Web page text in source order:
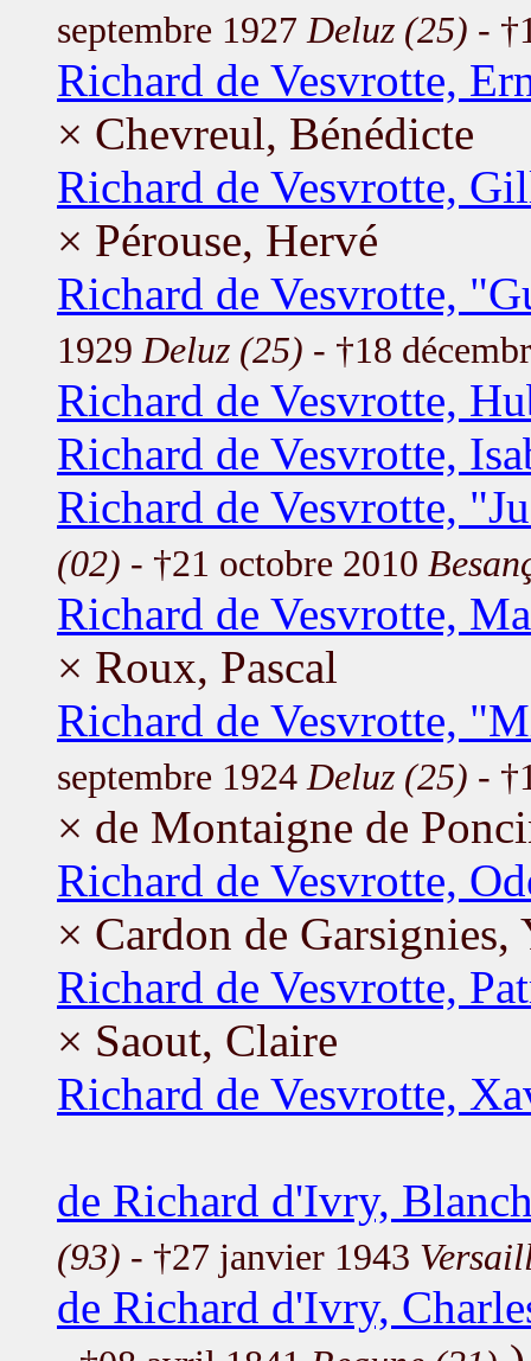
septembre 1927 Deluz (25) -
Richard de Vesvrotte,
× Chevreul, Bénédicte
Richard de Vesvrotte,
× Pérouse, Hervé
Richard de Vesvrotte,
1929 Deluz (25) - †18
Richard de Vesvrotte,
Richard de Vesvrotte,
Richard de Vesvrotte,
(02) - †21 octobre 2010
Richard de Vesvrotte,
× Roux, Pascal
Richard de Vesvrotte,
septembre 1924 Deluz (25) -
× de Montaigne de
Richard de Vesvrotte,
× Cardon de Garsignies,
Richard de Vesvrotte,
× Saout, Claire
Richard de Vesvrotte,
de Richard d'Ivry,
(93) - †27 janvier 1943
de Richard d'Ivry,